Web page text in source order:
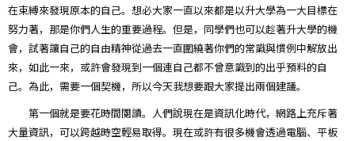
在束縛來發現原本的自己。想必大家一直以來都是以升大學為一大目標在
努力著，那是你們人生的重要過程。但是，同學們也可以趁著升大學的機
會，試著讓自己的自由精神從過去一直圍繞著你們的常識與慣例中解放出
來，如此一來，或許會發現到一個連自己都不曾意識到的出乎預料的自
己。為此，需要一個契機，所以今天我想要跟大家提出兩個建議。
第一個就是要花時間閱讀。人們說現在是資訊化時代，網路上充斥著
大量資訊，可以跨越時空輕易取得。現在或許有很多機會透過電腦、平板